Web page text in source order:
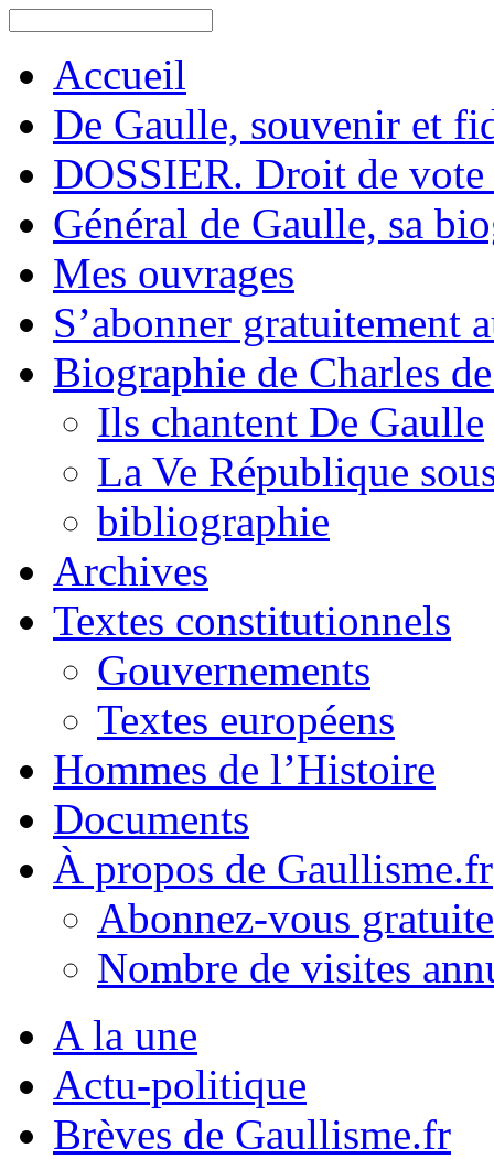
Accueil
De Gaulle, souvenir et
DOSSIER. Droit de vote
Général de Gaulle, sa
Mes ouvrages
S’abonner gratuitement
Biographie de Charles
Ils chantent De Gaulle
La Ve République
bibliographie
Archives
Textes constitutionnels
Gouvernements
Textes européens
Hommes de l’Histoire
Documents
À propos de Gaullisme.fr
Abonnez-vous
Nombre de visites
A la une
Actu-politique
Brèves de Gaullisme.fr